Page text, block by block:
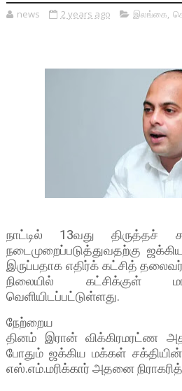
news 2 years ago இலங்கை,
நாட்டில் 13வது திருத்தச்
நடைமுறைப்படுத்துவதற்கு
இருப்பதாக எதிர்க் கட்சித் தலைவர்
நிலையில் கட்சிக்குள்
வெளியிடப்பட்டுள்ளது.
நேற்றைய
தினம் இரான் விக்கிரமரட்ண
போதும் ஜக்கிய மக்கள் சக்தியின்
எஸ்.எம்.மரிக்கார் அதனை